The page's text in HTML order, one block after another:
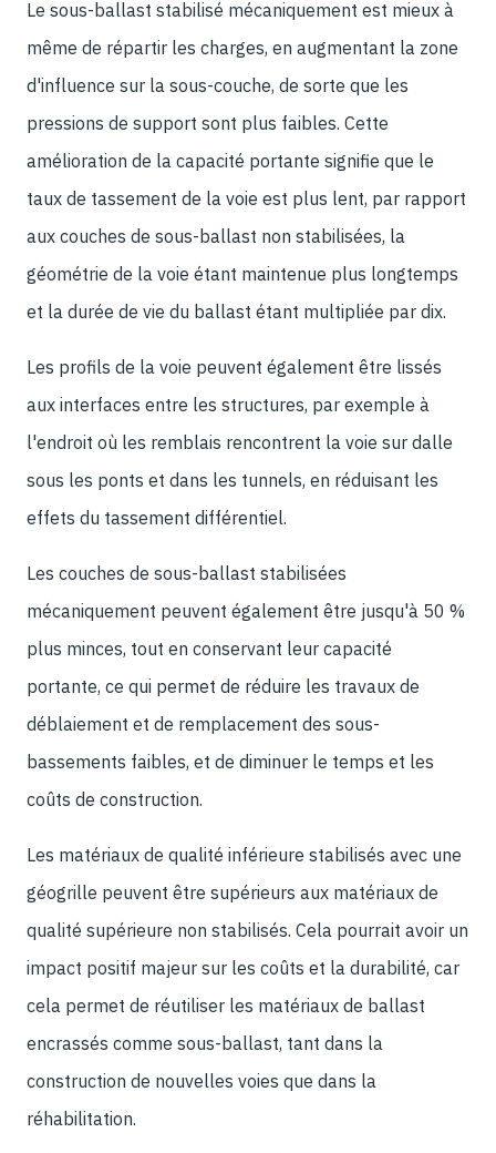
Le sous-ballast stabilisé mécaniquement est mieux à
même de répartir les charges, en augmentant la zone
d'influence sur la sous-couche, de sorte que les
pressions de support sont plus faibles. Cette
amélioration de la capacité portante signifie que le
taux de tassement de la voie est plus lent, par rapport
aux couches de sous-ballast non stabilisées, la
géométrie de la voie étant maintenue plus longtemps
et la durée de vie du ballast étant multipliée par dix.
Les profils de la voie peuvent également être lissés
aux interfaces entre les structures, par exemple à
l'endroit où les remblais rencontrent la voie sur dalle
sous les ponts et dans les tunnels, en réduisant les
effets du tassement différentiel.
Les couches de sous-ballast stabilisées
mécaniquement peuvent également être jusqu'à 50 %
plus minces, tout en conservant leur capacité
portante, ce qui permet de réduire les travaux de
déblaiement et de remplacement des sous-
bassements faibles, et de diminuer le temps et les
coûts de construction.
Les matériaux de qualité inférieure stabilisés avec une
géogrille peuvent être supérieurs aux matériaux de
qualité supérieure non stabilisés. Cela pourrait avoir un
impact positif majeur sur les coûts et la durabilité, car
cela permet de réutiliser les matériaux de ballast
encrassés comme sous-ballast, tant dans la
construction de nouvelles voies que dans la
réhabilitation.